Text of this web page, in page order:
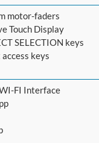
motor-faders
Touch Display
SELECTION keys
keys
FI Interface